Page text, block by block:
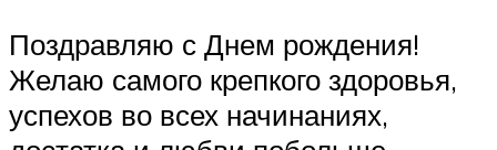
Поздравляю с Днем рождения!
Желаю самого крепкого здоровья,
успехов во всех начинаниях,